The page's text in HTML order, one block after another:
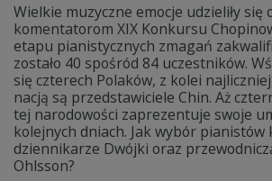
Wielkie muzyczne emocje udzieliły
komentatorom XIX Konkursu
etapu pianistycznych zmagań
zostało 40 spośród 84 uczestników.
się czterech Polaków, z kolei
nacją są przedstawiciele Chin. Aż
tej narodowości zaprezentuje swoje
kolejnych dniach. Jak wybór pianistów
dziennikarze Dwójki oraz
Ohlsson?